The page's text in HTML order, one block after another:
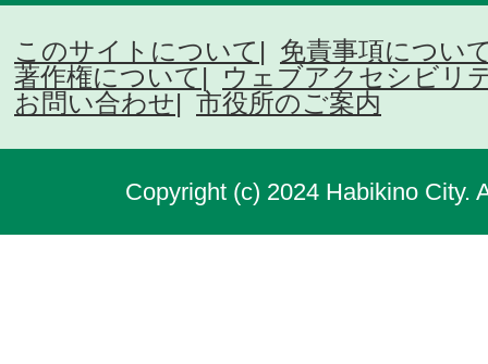
このサイトについて
免責事項につい
著作権について
ウェブアクセシビリ
お問い合わせ
市役所のご案内
Copyright (c) 2024 Habikino City.